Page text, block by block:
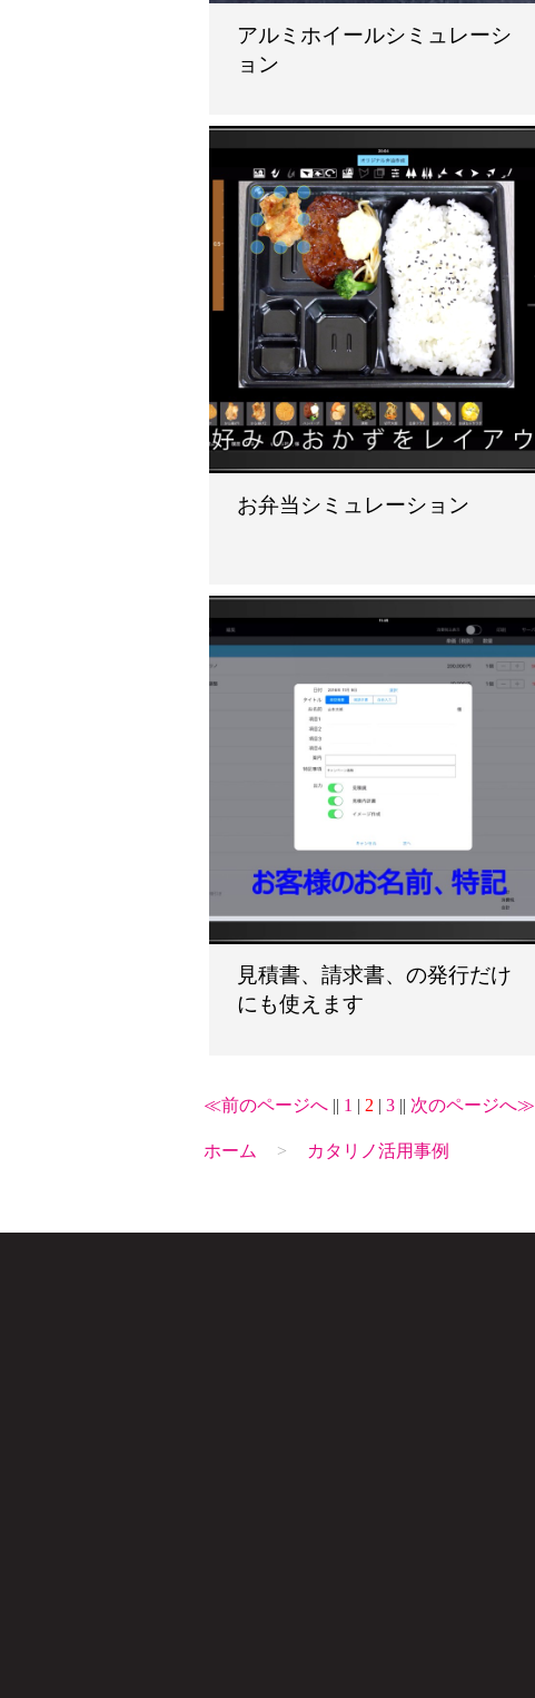
アルミホイールシミュレーシ
ョン
お弁当シミュレーション
見積書、請求書、の発行だけ
にも使えます
≪前のページへ || 1 | 2 |3 || 次のページへ≫
ホーム カタリノ活用事例